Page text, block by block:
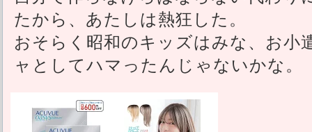
たから、あたしは熱狂した。
おそらく昭和のキッズはみな、お小
ャとしてハマったんじゃないかな。